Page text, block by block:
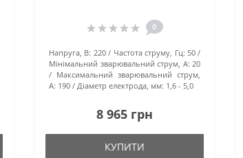
0
Напруга, В: 220 Частота струму, Гц: 50
Мінімальний зварювальний струм, А: 20
Максимальний зварювальний струм,
А: 190 Діаметр електрода, мм: 1,6 - 5,0
8 965 грн
КУПИТИ